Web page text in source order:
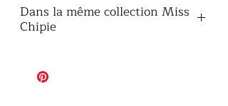
épaisseur : 10 mm
Dans la même collection Miss
Chipie
Le prénom en lettres attachées
La tirelire décorative